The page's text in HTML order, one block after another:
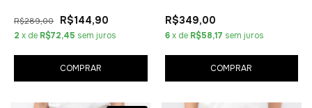
R$289,00 R$144,90
2 x de R$72,45 sem juros
COMPRAR
R$349,00
6 x de R$58,17 sem juros
COMPRAR